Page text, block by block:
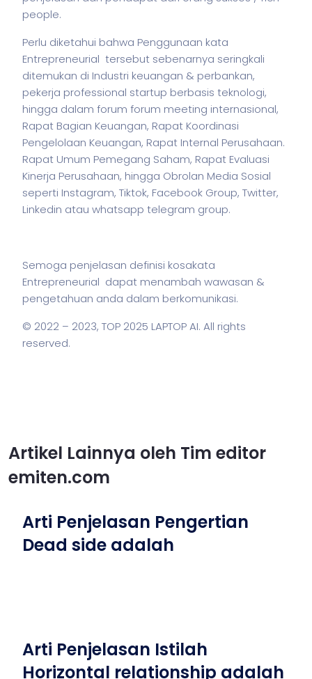
people.
Perlu diketahui bahwa Penggunaan kata
Entrepreneurial tersebut sebenarnya seringkali
ditemukan di Industri keuangan & perbankan,
pekerja professional startup berbasis teknologi,
hingga dalam forum forum meeting internasional,
Rapat Bagian Keuangan, Rapat Koordinasi
Pengelolaan Keuangan, Rapat Internal Perusahaan.
Rapat Umum Pemegang Saham, Rapat Evaluasi
Kinerja Perusahaan, hingga Obrolan Media Sosial
seperti Instagram, Tiktok, Facebook Group, Twitter,
Linkedin atau whatsapp telegram group.
Semoga penjelasan definisi kosakata
Entrepreneurial dapat menambah wawasan &
pengetahuan anda dalam berkomunikasi.
© 2022 – 2023, TOP 2025 LAPTOP AI. All rights
reserved.
Artikel Lainnya oleh Tim editor
emiten.com
Arti Penjelasan Pengertian
Dead side adalah
Arti Penjelasan Istilah
Horizontal relationship adalah